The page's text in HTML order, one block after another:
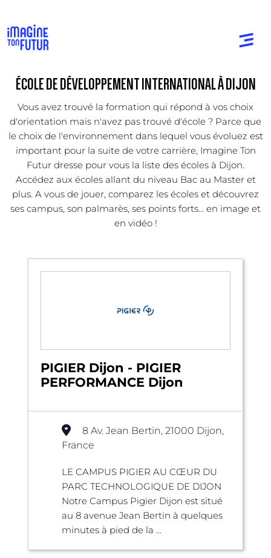
ÉCOLE DE DÉVELOPPEMENT INTERNATIONAL À DIJON
Vous avez trouvé la formation qui répond à vos choix
d'orientation mais n'avez pas trouvé d'école ? Parce que
le choix de l'environnement dans lequel vous évoluez est
important pour la suite de votre carrière, Imagine Ton
Futur dresse pour vous la liste des écoles à Dijon.
Accédez aux écoles allant du niveau Bac au Master et
plus. A vous de jouer, comparez les écoles et découvrez
ses campus, son palmarès, ses points forts... en image et
en vidéo !
PIGIER Dijon - PIGIER
PERFORMANCE Dijon
8 Av. Jean Bertin, 21000 Dijon,
France
LE CAMPUS PIGIER AU CŒUR DU
PARC TECHNOLOGIQUE DE DIJON
Notre Campus Pigier Dijon est situé
au 8 avenue Jean Bertin à quelques
minutes à pied de la ...